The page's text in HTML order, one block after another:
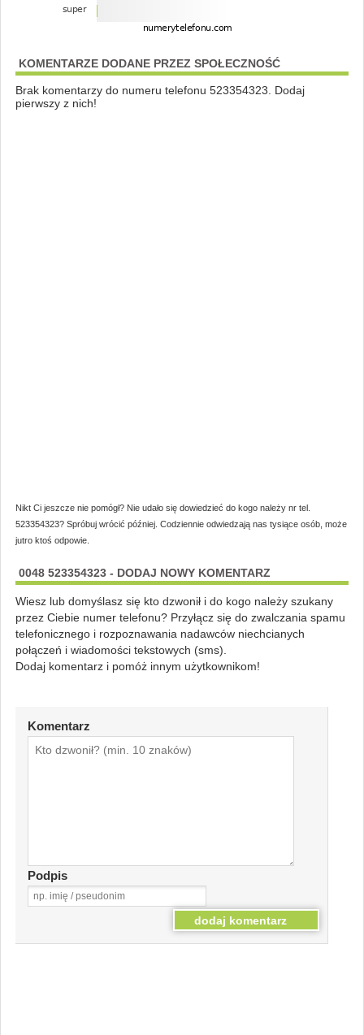
KOMENTARZE DODANE PRZEZ SPOŁECZNOŚĆ
Brak komentarzy do numeru telefonu 523354323. Dodaj
pierwszy z nich!
Nikt Ci jeszcze nie pomógł? Nie udało się dowiedzieć do kogo należy nr tel.
523354323? Spróbuj wrócić później. Codziennie odwiedzają nas tysiące osób, może
jutro ktoś odpowie.
0048 523354323 - DODAJ NOWY KOMENTARZ
Wiesz lub domyślasz się kto dzwonił i do kogo należy szukany
przez Ciebie numer telefonu? Przyłącz się do zwalczania spamu
telefonicznego i rozpoznawania nadawców niechcianych
połączeń i wiadomości tekstowych (sms).
Dodaj komentarz i pomóż innym użytkownikom!
Komentarz
Podpis